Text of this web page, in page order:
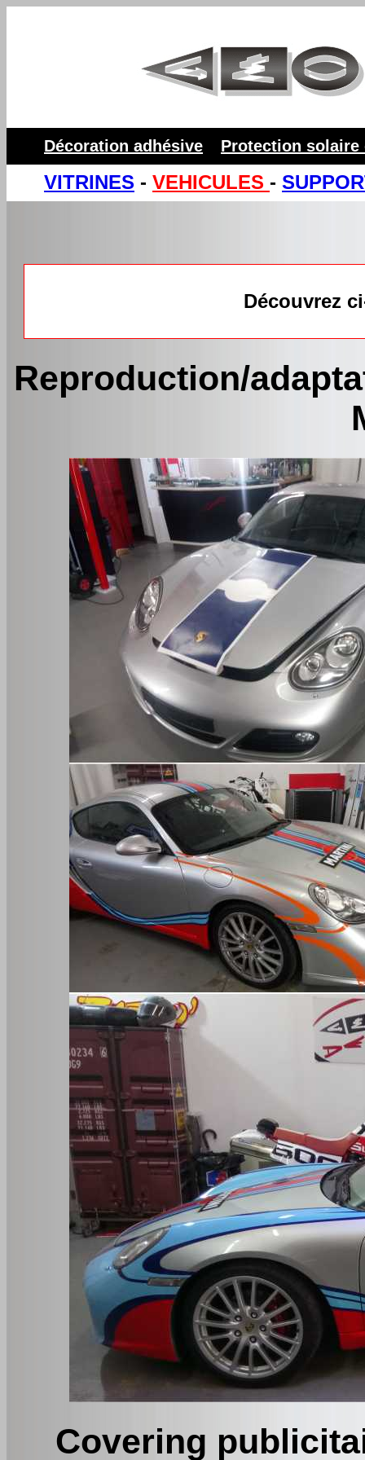
Décoration adhésive Protection solaire
VITRINES - VEHICULES -
Découvrez
Reproduction/
Covering